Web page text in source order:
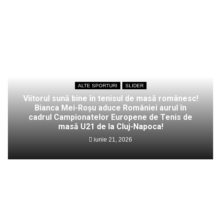
ALTE SPORTURI SLIDER
Viitorul sună bine în tenisul de masă românesc!
Bianca Mei-Roșu aduce României aurul în
cadrul Campionatelor Europene de Tenis de
masă U21 de la Cluj-Napoca!
iunie 21, 2026